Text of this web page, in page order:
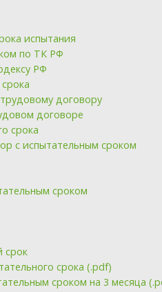
испытания
по ТК РФ
РФ
договору
договоре
срока
с испытательным сроком
сроком
срок
срока (.pdf)
сроком на 3 месяца